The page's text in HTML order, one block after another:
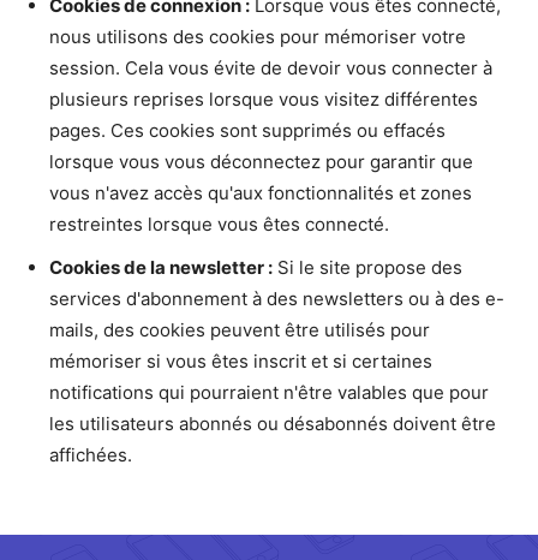
Cookies de connexion : Lorsque vous êtes connecté,
nous utilisons des cookies pour mémoriser votre
session. Cela vous évite de devoir vous connecter à
plusieurs reprises lorsque vous visitez différentes
pages. Ces cookies sont supprimés ou effacés
lorsque vous vous déconnectez pour garantir que
vous n'avez accès qu'aux fonctionnalités et zones
restreintes lorsque vous êtes connecté.
Cookies de la newsletter : Si le site propose des
services d'abonnement à des newsletters ou à des e-
mails, des cookies peuvent être utilisés pour
mémoriser si vous êtes inscrit et si certaines
notifications qui pourraient n'être valables que pour
les utilisateurs abonnés ou désabonnés doivent être
affichées.